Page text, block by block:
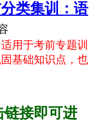
类集训：语
用于考前专题训
基础知识点，也
接即可进